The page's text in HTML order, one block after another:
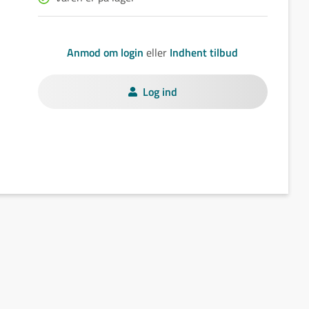
Anmod om login eller Indhent tilbud
Log ind